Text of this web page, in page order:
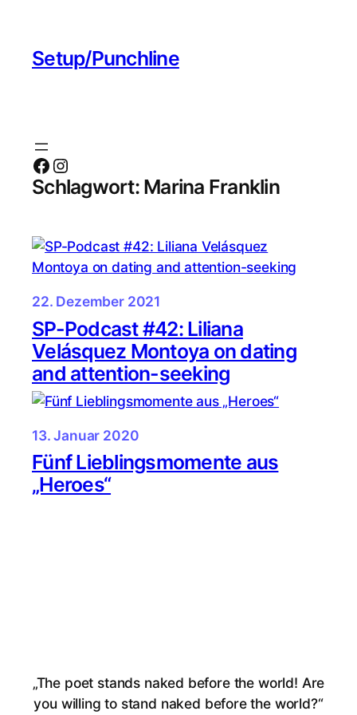
springen
Setup/Punchline
Facebook Instagram
Schlagwort: Marina Franklin
22. Dezember 2021
SP-Podcast #42: Liliana
Velásquez Montoya on dating
and attention-seeking
13. Januar 2020
Fünf Lieblingsmomente aus
„Heroes“
„The poet stands naked before the world! Are
you willing to stand naked before the world?“